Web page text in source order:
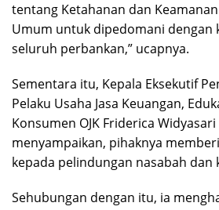
tentang Ketahanan dan
Umum untuk dipedomani dengan
seluruh perbankan,” ucapnya.
Sementara itu, Kepala Eksekutif
Pelaku Usaha Jasa Keuangan,
Konsumen OJK Friderica Widyasari
menyampaikan, pihaknya
kepada pelindungan nasabah dan
Sehubungan dengan itu, ia